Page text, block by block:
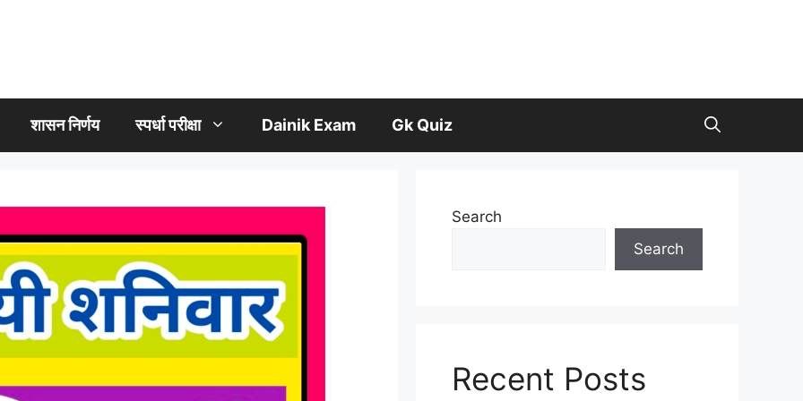
शासन निर्णय स्पर्धा परीक्षा Dainik Exam Gk Quiz
Search
Search
Recent Posts